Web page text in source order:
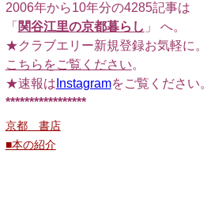
2006年から10年分の4285記事は
「 関谷江里の京都暮らし 」 へ。
★クラブエリー新規登録お気軽に。
こちらをご覧ください。
★速報は Instagramをご覧ください。
*****************
京都 書店
■本の紹介